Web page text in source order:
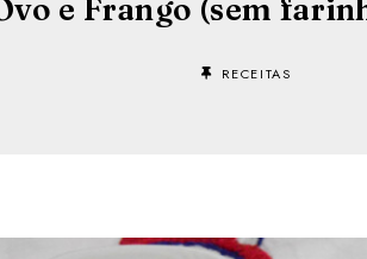
e Frango (sem
RECEITAS